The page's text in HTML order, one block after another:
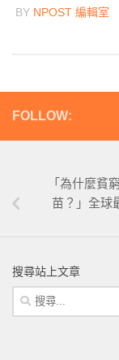
BY NPOST 編輯室
FOLLOW:
「為什麼貧
苗？」全球
搜尋站上文章
搜
尋